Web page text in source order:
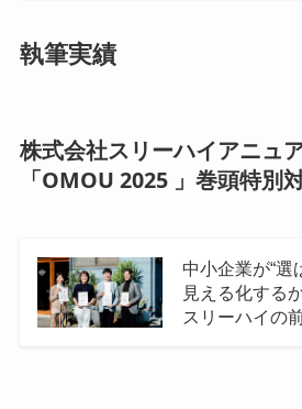
執筆実績
株式会社スリーハイアニュ
「OMOU 2025 」巻頭特別
中小企業が“選
見える化する
スリーハイの